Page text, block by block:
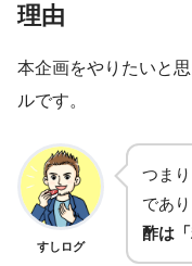
理由
本企画をやりたいと
ルです。
すしログ
つまり
であり
酢は